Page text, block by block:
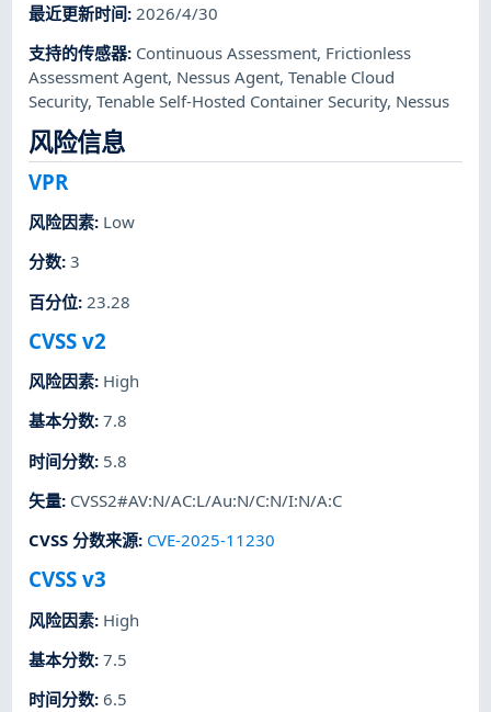
最近更新时间: 2026/4/30
支持的传感器: Continuous Assessment, Frictionless
Assessment Agent, Nessus Agent,Tenable Cloud
Security,Tenable Self-Hosted Container Security, Nessus
风险信息
VPR
风险因素: Low
分数:3
百分位: 23.28
CVSS v2
风险因素: High
基本分数:7.8
时间分数: 5.8
矢量: CVSS2#AV:N/AC:L/Au:N/C:N/I:N/A:C
CVSS 分数来源: CVE-2025-11230
CVSS v3
风险因素: High
基本分数:7.5
时间分数:6.5